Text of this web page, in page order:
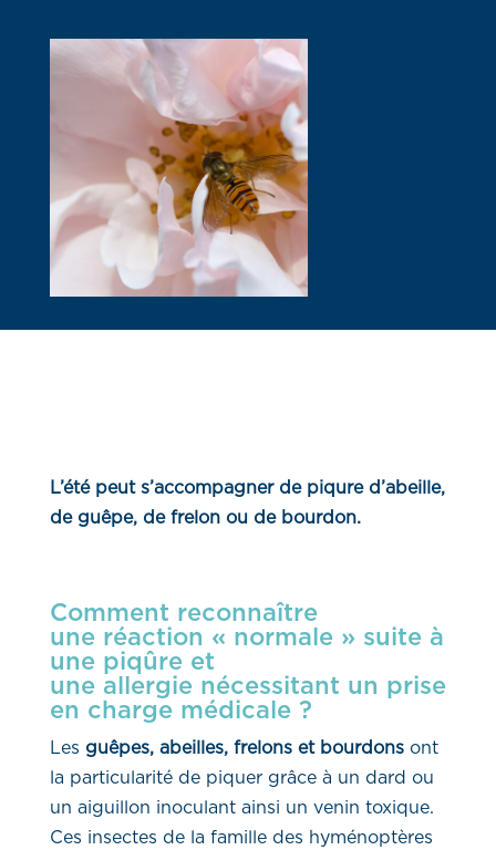
L’été peut s’accompagner de piqure d’abeille,
de guêpe, de frelon ou de bourdon.
Comment reconnaître
une réaction « normale » suite à
une piqûre et
une allergie nécessitant un prise
en charge médicale ?
Les guêpes, abeilles, frelons et bourdonsont
la particularité de piquer grâce à un dard ou
un aiguillon inoculant ainsi un venin toxique.
Ces insectes de la famille des hyménoptères